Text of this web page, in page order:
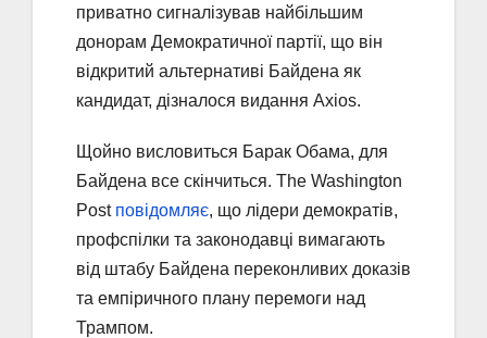
приватно сигналізував найбільшим
донорам Демократичної партії, що він
відкритий альтернативі Байдена як
кандидат, дізналося видання Axios.
Щойно висловиться Барак Обама, для
Байдена все скінчиться. The Washington
Post повідомляє, що лідери демократів,
профспілки та законодавці вимагають
від штабу Байдена переконливих доказів
та емпіричного плану перемоги над
Трампом.